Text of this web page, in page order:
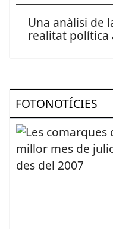
Una anàlisi de
realitat política
FOTONOTÍCIES